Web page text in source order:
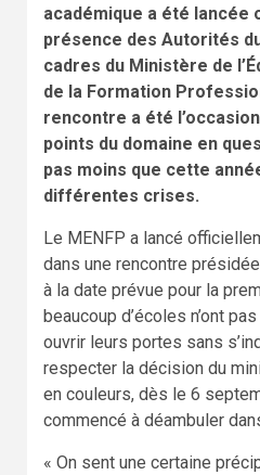
académique a été lancée
présence des Autorités
cadres du Ministère de
de la Formation
rencontre a été
points du domaine en
pas moins que cette
différentes crises.
Le MENFP a lancé
dans une rencontre
à la date prévue pour la
beaucoup d’écoles n’ont
ouvrir leurs portes sans
respecter la décision du
en couleurs, dès le 6
commencé à déambuler
« On sent une certaine